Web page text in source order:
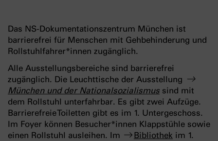
Das NS-Dokumentationszentrum München ist
barrierefrei für Menschen mit Gehbehinderung und
Rollstuhlfahrer*innen zugänglich.
Alle Ausstellungsbereiche sind barrierefrei
zugänglich. Die Leuchttische der Ausstellung
München und der Nationalsozialismus sind mit
dem Rollstuhl unterfahrbar. Es gibt zwei Aufzüge.
Barrierefreie Toiletten gibt es im 1. Untergeschoss.
Im Foyer können Besucher*innen Klappstühle sowie
einen Rollstuhl ausleihen. Im
Bibliothek im 1.